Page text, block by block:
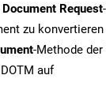
Request
zu konvertieren
-Methode
auf